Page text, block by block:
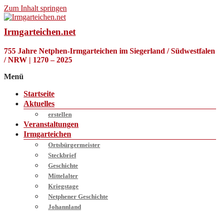
Zum Inhalt springen
Irmgarteichen.net
755 Jahre Netphen-Irmgarteichen im Siegerland / Südwestfalen
/ NRW | 1270 – 2025
Menü
Startseite
Aktuelles
erstellen
Veranstaltungen
Irmgarteichen
Ortsbürgermeister
Steckbrief
Geschichte
Mittelalter
Kriegstage
Netphener Geschichte
Johannland